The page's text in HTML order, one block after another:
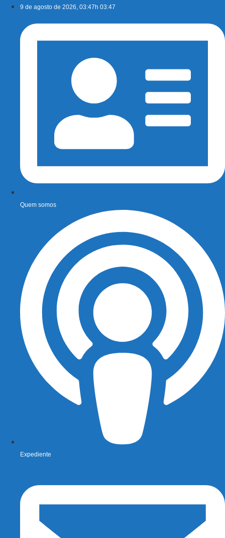
conteúdo
9 de agosto de 2026, 03:47h 03:47
Quem somos
Expediente